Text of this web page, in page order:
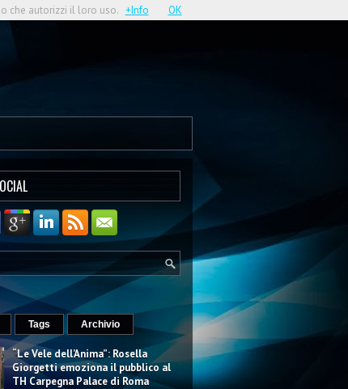
Tags Archivio
“Le Vele dell’Anima”: Rosella
Giorgetti emoziona il pubblico al
TH Carpegna Palace di Roma
che autorizzi il loro uso. +Info OK